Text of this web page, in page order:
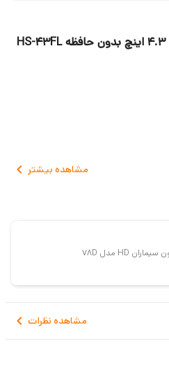
پکیج آیفون تصویری سیماران 4.3 اینچ بدون حافظه HS-43FL
مشاهده بیشتر
مشاهده نظرات